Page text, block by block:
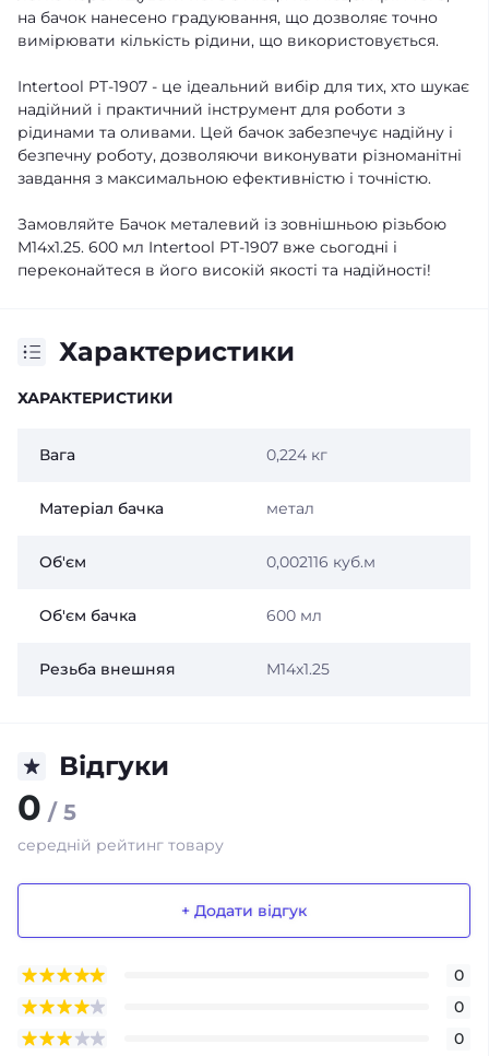
на бачок нанесено градуювання, що дозволяє точно
вимірювати кількість рідини, що використовується.
Intertool PT-1907 - це ідеальний вибір для тих, хто шукає
надійний і практичний інструмент для роботи з
рідинами та оливами. Цей бачок забезпечує надійну і
безпечну роботу, дозволяючи виконувати різноманітні
завдання з максимальною ефективністю і точністю.
Замовляйте Бачок металевий із зовнішньою різьбою
M14x1.25. 600 мл Intertool PT-1907 вже сьогодні і
переконайтеся в його високій якості та надійності!
Характеристики
ХАРАКТЕРИСТИКИ
Вага 0,224 кг
Матеріал бачка метал
Об'єм 0,002116 куб.м
Об'єм бачка 600 мл
Резьба внешняя M14x1.25
Відгуки
0 / 5
середній рейтинг товару
+ Додати відгук
0
0
0